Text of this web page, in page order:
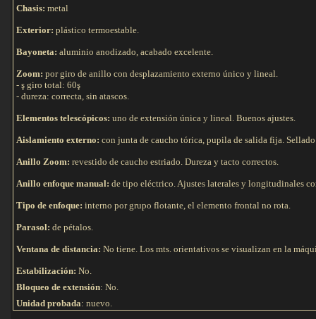
Chasis: metal
Exterior: plástico termoestable.
Bayoneta: aluminio anodizado, acabado excelente.
Zoom: por giro de anillo con desplazamiento externo único y lineal.
- ş giro total: 60ş
- dureza: correcta, sin atascos.
Elementos telescópicos: uno de extensión única y lineal. Buenos ajustes.
Aislamiento externo: con junta de caucho tórica, pupila de salida fija.
Anillo Zoom: revestido de caucho estriado. Dureza y tacto correctos.
Anillo enfoque manual: de tipo eléctrico. Ajustes laterales y longitudinales
Tipo de enfoque: interno por grupo flotante, el elemento frontal no rota.
Parasol: de pétalos.
Ventana de distancia: No tiene. Los mts. orientativos se visualizan en la
Estabilización: No.
Bloqueo de extensión: No.
Unidad probada: nuevo.